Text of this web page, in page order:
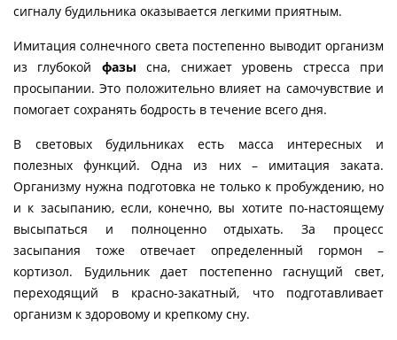
сигналу будильника оказывается легкими приятным.
Имитация солнечного света постепенно выводит организм
из глубокой фазы сна, снижает уровень стресса при
просыпании. Это положительно влияет на самочувствие и
помогает сохранять бодрость в течение всего дня.
В световых будильниках есть масса интересных и
полезных функций. Одна из них – имитация заката.
Организму нужна подготовка не только к пробуждению, но
и к засыпанию, если, конечно, вы хотите по-настоящему
высыпаться и полноценно отдыхать. За процесс
засыпания тоже отвечает определенный гормон –
кортизол. Будильник дает постепенно гаснущий свет,
переходящий в красно-закатный, что подготавливает
организм к здоровому и крепкому сну.